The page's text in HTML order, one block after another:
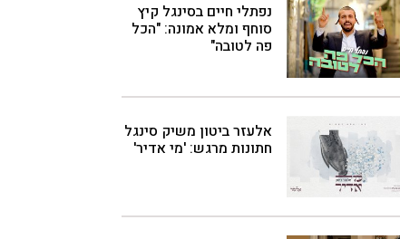
נפתלי חיים בסינגל קיץ
סוחף ומלא אמונה: "הכל
פה לטובה"
אלעזר ביטון משיק סינגל
חתונות מרגש: 'מי אדיר'